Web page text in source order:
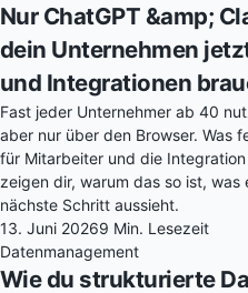
Nur ChatGPT &amp;
dein Unternehmen
und Integrationen
Fast jeder Unternehmer ab 40
aber nur über den Browser. Was
für Mitarbeiter und die Integration
zeigen dir, warum das so ist,
nächste Schritt aussieht.
13. Juni 20269 Min. Lesezeit
Datenmanagement
Wie du strukturierte